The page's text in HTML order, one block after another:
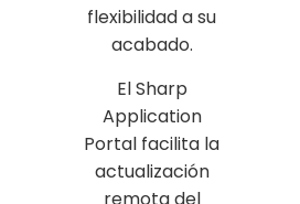
flexibilidad a su
acabado.
El Sharp
Application
Portal facilita la
actualización
remota del